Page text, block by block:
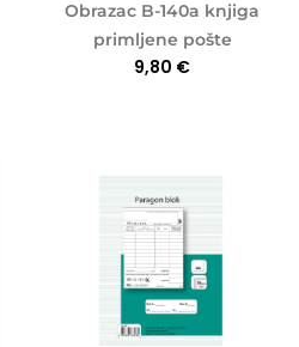
Obrazac B-140a knjiga
primljene pošte
9,80 €